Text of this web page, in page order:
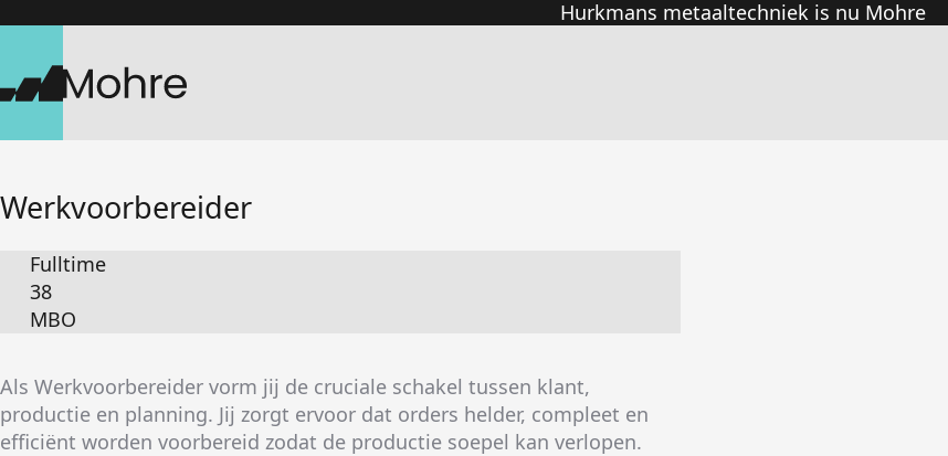
Hurkmans metaaltechniek is nu Mohre
Werkwijze
Productie
Over ons
Contact
Werkvoorbereider
Fulltime
38
MBO
Als Werkvoorbereider vorm jij de cruciale schakel tussen klant,
productie en planning. Jij zorgt ervoor dat orders helder, compleet en
efficiënt worden voorbereid zodat de productie soepel kan verlopen.